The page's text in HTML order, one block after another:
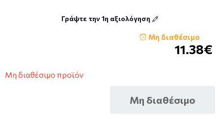
Γράψτε την 1η αξιολόγηση
Μη διαθέσιμο
11.38€
Μη διαθέσιμο προϊόν
Μη διαθέσιμο